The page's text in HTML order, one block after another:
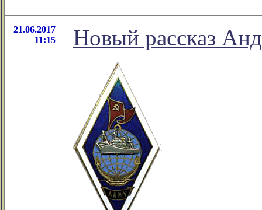
21.06.2017
11:15
Новый рассказ